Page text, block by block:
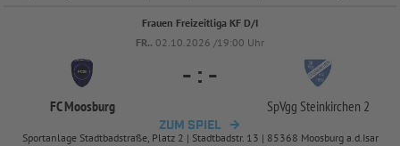
Frauen Freizeitliga KF D/I
FR.. 02.10.2026 /19:00 Uhr
FC Moosburg
- : -
SpVgg Steinkirchen 2
ZUM SPIEL
Sportanlage Stadtbadstraße, Platz 2 | Stadtbadstr. 13 | 85368 Moosburg a.d.Isar